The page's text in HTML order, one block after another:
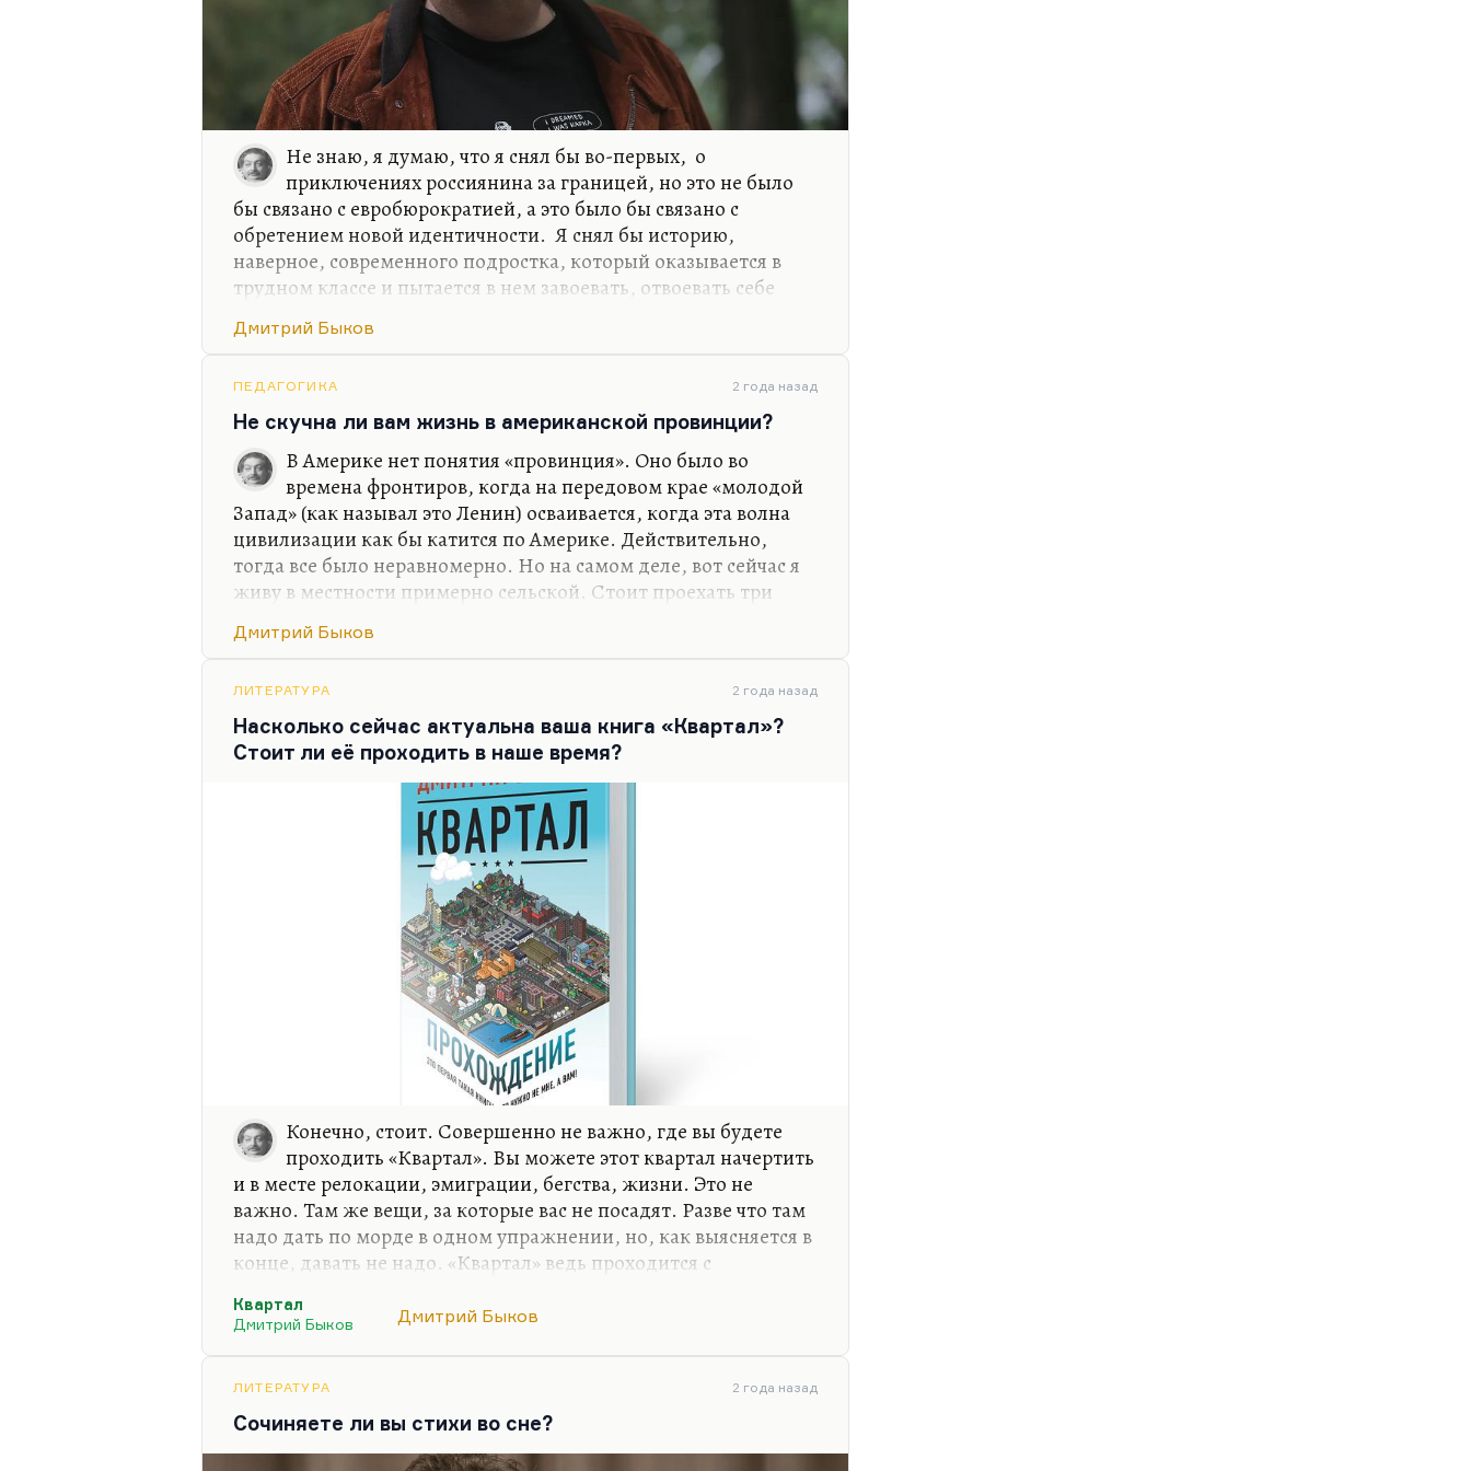
Не знаю, я думаю, что я снял бы во-первых, о
приключениях россиянина за границей, но это не было
бы связано с евробюрократией, а это было бы связано с
обретением новой идентичности. Я снял бы историю,
наверное, современного подростка, который оказывается в
трудном классе и пытается в нем завоевать, отвоевать себе
не вижу, к сожалению, любовных историй в современной
занимает история гендерной идентичности, которая, по-
моему, совсем неинтересна. Людей занимает проблема как
совместить, условно говоря, секс и отношения. Как в
«Интиме», например: возможен ли секс без…
Дмитрий Быков
ПЕДАГОГИКА 2 года назад
Не скучна ли вам жизнь в американской провинции?
В Америке нет понятия «провинция». Оно было во
времена фронтиров, когда на передовом крае «молодой
Запад» (как называл это Ленин) осваивается, когда эта волна
цивилизации как бы катится по Америке. Действительно,
тогда все было неравномерно. Но на самом деле, вот сейчас я
живу в местности примерно сельской. Стоит проехать три
центре города. Соответственно, ощущения провинции у меня
проводил в Чепелеве, на даче своей. Или в «Березках»,
любимом пансионате. И у меня ровно такой же пейзаж здесь,
ровно с теми же грибами. Но проблема в том, что до Чепелева
час ехать, а иногда и два, в пробках. А…
Дмитрий Быков
ЛИТЕРАТУРА 2 года назад
Насколько сейчас актуальна ваша книга «Квартал»?
Стоит ли её проходить в наше время?
Конечно, стоит. Совершенно не важно, где вы будете
проходить «Квартал». Вы можете этот квартал начертить
и в месте релокации, эмиграции, бегства, жизни. Это не
важно. Там же вещи, за которые вас не посадят. Разве что там
надо дать по морде в одном упражнении, но, как выясняется в
конце, давать не надо. «Квартал» ведь проходится с
Я совершенно не скрываю: я могу сказать, по какому принципу
ложных связей, из цепочек ложных долгов, из обязательств, из
квазиважных дел. «Квартал» превращает вашу жизнь на время
в тотальный разрыв. Причем «Квартал» можно проходить с
женой, с…
Квартал
Дмитрий Быков
Дмитрий Быков
ЛИТЕРАТУРА 2 года назад
Сочиняете ли вы стихи во сне?